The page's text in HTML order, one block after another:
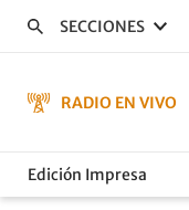
SECCIONES
RADIO EN VIVO
Edición Impresa